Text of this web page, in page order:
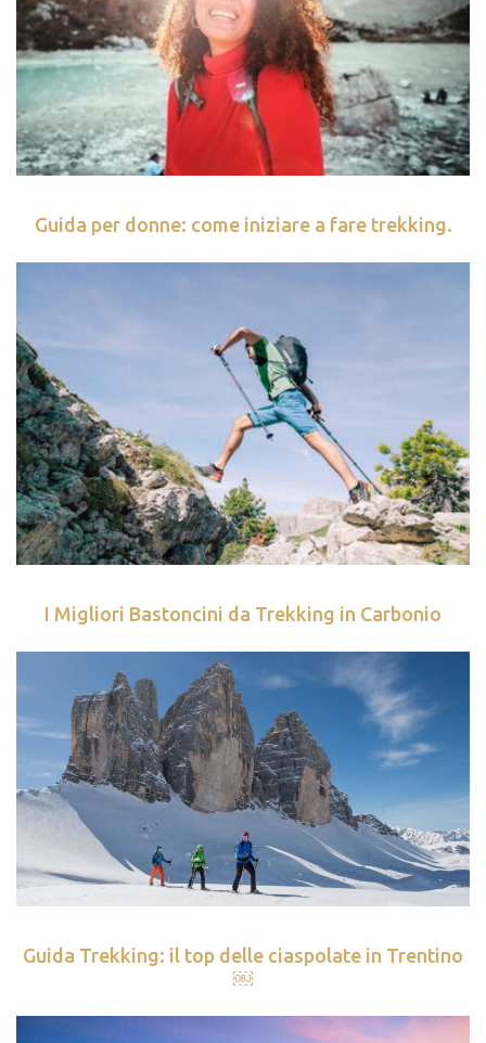
Guida per donne: come iniziare a fare trekking.
I Migliori Bastoncini da Trekking in Carbonio
Guida Trekking: il top delle ciaspolate in Trentino
￼